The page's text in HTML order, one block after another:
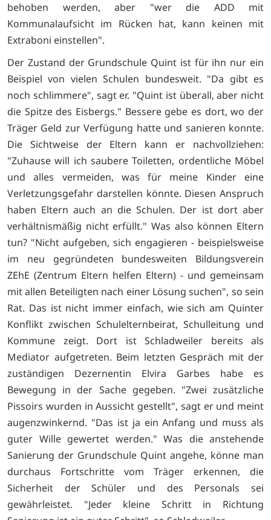
behoben werden, aber "wer die ADD mit
Kommunalaufsicht im Rücken hat, kann keinen mit
Extraboni einstellen".
Der Zustand der Grundschule Quint ist für ihn nur ein
Beispiel von vielen Schulen bundesweit. "Da gibt es
noch schlimmere", sagt er. "Quint ist überall, aber nicht
die Spitze des Eisbergs." Bessere gebe es dort, wo der
Träger Geld zur Verfügung hatte und sanieren konnte.
Die Sichtweise der Eltern kann er nachvollziehen:
"Zuhause will ich saubere Toiletten, ordentliche Möbel
und alles vermeiden, was für meine Kinder eine
Verletzungsgefahr darstellen könnte. Diesen Anspruch
haben Eltern auch an die Schulen. Der ist dort aber
verhältnismäßig nicht erfüllt." Was also können Eltern
tun? "Nicht aufgeben, sich engagieren - beispielsweise
im neu gegründeten bundesweiten Bildungsverein
ZEhE (Zentrum Eltern helfen Eltern) - und gemeinsam
mit allen Beteiligten nach einer Lösung suchen", so sein
Rat. Das ist nicht immer einfach, wie sich am Quinter
Konflikt zwischen Schulelternbeirat, Schulleitung und
Kommune zeigt. Dort ist Schladweiler bereits als
Mediator aufgetreten. Beim letzten Gespräch mit der
zuständigen Dezernentin Elvira Garbes habe es
Bewegung in der Sache gegeben. "Zwei zusätzliche
Pissoirs wurden in Aussicht gestellt", sagt er und meint
augenzwinkernd. "Das ist ja ein Anfang und muss als
guter Wille gewertet werden." Was die anstehende
Sanierung der Grundschule Quint angehe, könne man
durchaus Fortschritte vom Träger erkennen, die
Sicherheit der Schüler und des Personals sei
gewährleistet. "Jeder kleine Schritt in Richtung